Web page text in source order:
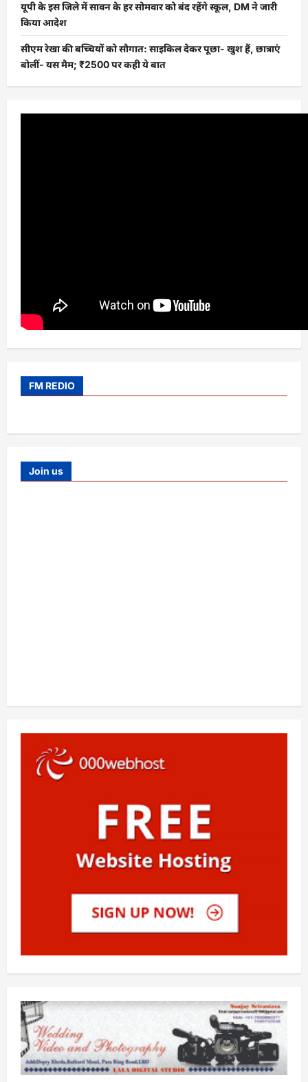
यूपी के इस जिले में सावन के हर सोमवार को बंद रहेंगे स्कूल, DM ने जारी
किया आदेश
सीएम रेखा की बच्चियों को सौगात: साइकिल देकर पूछा- खुश हैं, छात्राएं
बोलीं- यस मैम; ₹2500 पर कही ये बात
FM REDIO
Join us